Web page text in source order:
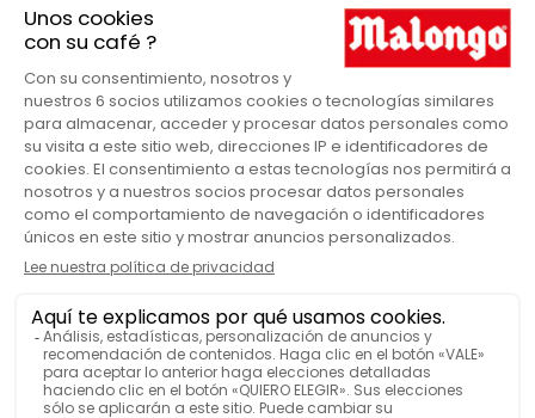
COLOR Caramelo
MATERIAL Porcelana
PRODUCTOS Taza espresso
SE PUEDE LAVAR EN LAVAVAJILLAS
SE PUEDE USAR EN UN MICROONDAS
VER MÁS FUNCIONES